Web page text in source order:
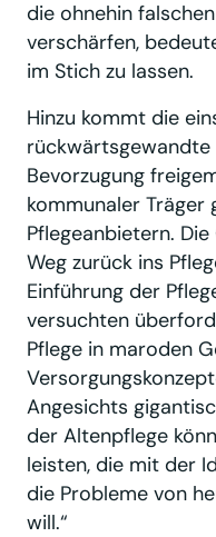
die ohnehin
verschärfen,
im Stich zu lassen.
Hinzu kommt die
Bevorzugung
kommunaler Träger
Pflegeanbietern.
Weg zurück ins
Einführung der
versuchten
Pflege in maroden
Angesichts
der Altenpflege
leisten, die mit der
die Probleme von
will.“